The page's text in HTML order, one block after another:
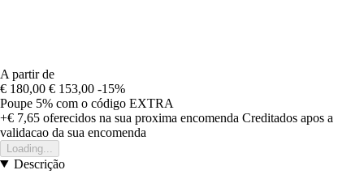
A partir de
€ 180,00 € 153,00 -15%
Poupe 5% com o código EXTRA
+€ 7,65 oferecidos na sua proxima encomenda Creditados apos a
validacao da sua encomenda
Loading...
Descrição